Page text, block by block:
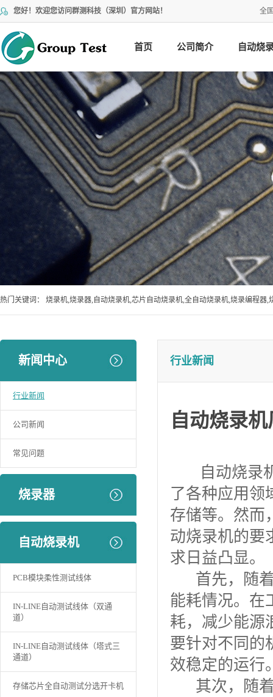
您好！欢迎您访问群测科技（深圳）官方网站！ 全
首页 公司简介 自动烧
热门关键词： 烧录机,烧录器,自动烧录机,芯片自动烧录机,全自动烧录机,烧录编程器,
新闻中心
行业新闻
公司新闻
常见问题
烧录器
自动烧录机
PCB模块柔性测试线体
IN-LINE自动测试线体（双通
道）
IN-LINE自动测试线体（塔式三
通道）
存储芯片全自动测试分选开卡机
行业新闻
自动烧录
自动烧录机
了各种应用领
存储等。然而
动烧录机的要
求日益凸显。
首先，随着
能耗情况。在
耗，减少能源
要针对不同的
效稳定的运行
其次，随着